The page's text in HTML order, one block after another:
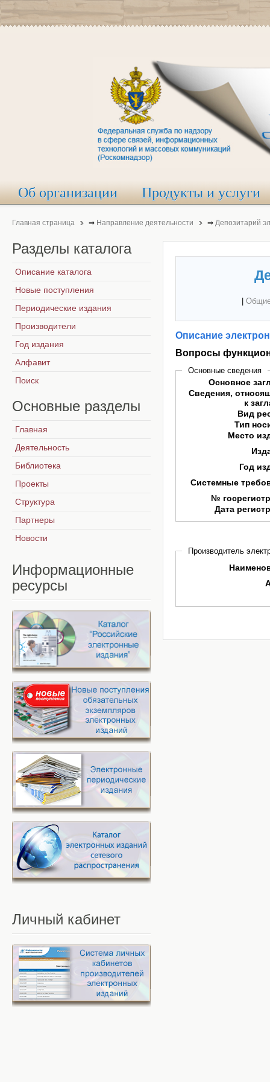
Об организации Продукты и услуги
Главная страница ⇒ Направление деятельности ⇒ Депозитарий
Описание
Вопросы
Основные сведения
Основное
Сведения,
к
Вид
Тип
Место
Год
Системные
№
Дата
Производитель
Разделы каталога
Описание каталога
Новые поступления
Периодические издания
Производители
Год издания
Алфавит
Поиск
Основные разделы
Главная
Деятельность
Библиотека
Проекты
Структура
Партнеры
Новости
Информационные
ресурсы
Личный кабинет